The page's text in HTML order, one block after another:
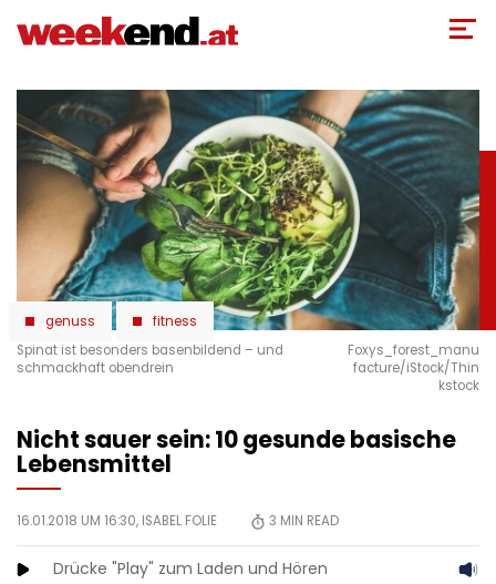
zum
genuss
fitness
Spinat ist besonders basenbildend – und
schmackhaft obendrein
Foxys_forest_manu
facture/iStock/Thin
kstock
Nicht sauer sein: 10 gesunde basische
Lebensmittel
16.01.2018 UM 16:30, ISABEL FOLIE 3 MIN READ
Drücke "Play" zum Laden und Hören